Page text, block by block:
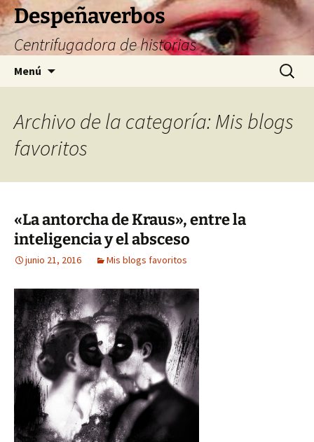
Saltar
al
contenido
Despeñaverbos
Centrifugadora de historias
Menú Buscar:
Archivo de la categoría: Mis blogs
favoritos
«La antorcha de Kraus», entre la
inteligencia y el absceso
junio 21, 2016 Mis blogs favoritos